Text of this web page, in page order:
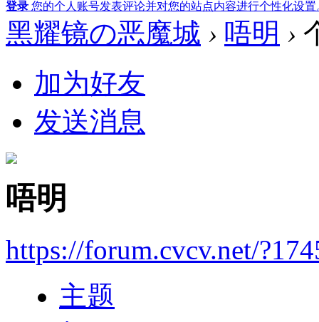
登录 您的个人账号发表评论并对您的站点内容进行个性化设置
黑耀镜の恶魔城 › 唔明 ›
加为好友
发送消息
唔明
https://forum.cvcv.net/
主题